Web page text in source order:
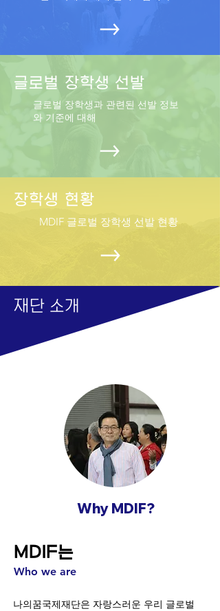
글로벌 장학생 선발
글로벌 장학생과 관련된 선발 정보
와 기준에 대해
장학생 현황
MDIF 글로벌 장학생 선발 현황
재 단 소개
Why MDIF?
MDIF는
Who we are
나의꿈국제재단은 자랑스러운 우리 글로벌